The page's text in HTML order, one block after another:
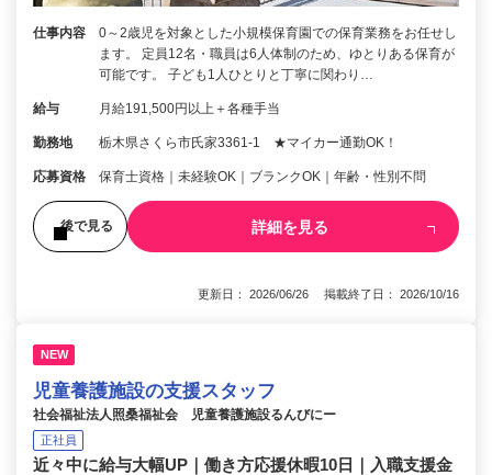
仕事内容
0～2歳児を対象とした小規模保育園での保育業務をお任せし
ます。 定員12名・職員は6人体制のため、ゆとりある保育が
可能です。 子ども1人ひとりと丁寧に関わり…
給与 月給191,500円以上＋各種手当
勤務地 栃木県さくら市氏家3361‐1 ★マイカー通勤OK！
応募資格 保育士資格｜未経験OK｜ブランクOK｜年齢・性別不問
後で見る 詳細を見る
更新日： 2026/06/26 掲載終了日： 2026/10/16
NEW
児童養護施設の支援スタッフ
社会福祉法人照桑福祉会 児童養護施設るんびにー
正社員
近々中に給与大幅UP｜働き方応援休暇10日｜入職支援金